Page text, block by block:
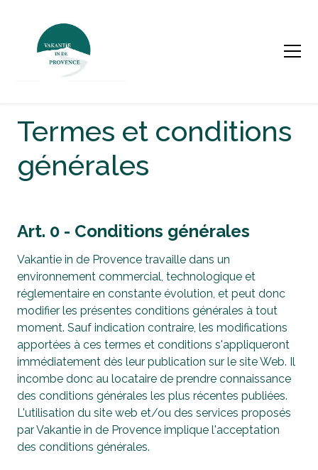
Termes et conditions
générales
Art. 0 - Conditions générales
Vakantie in de Provence travaille dans un
environnement commercial, technologique et
réglementaire en constante évolution, et peut donc
modifier les présentes conditions générales à tout
moment. Sauf indication contraire, les modifications
apportées à ces termes et conditions s'appliqueront
immédiatement dès leur publication sur le site Web. Il
incombe donc au locataire de prendre connaissance
des conditions générales les plus récentes publiées.
L'utilisation du site web et/ou des services proposés
par Vakantie in de Provence implique l'acceptation
des conditions générales.